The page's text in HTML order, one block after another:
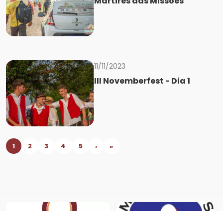
11/11/2023
III Novemberfest - Dia 1
1 2 3 4 5 › »